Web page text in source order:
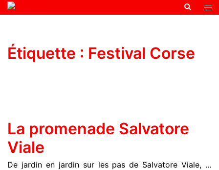
Étiquette : Festival Corse
La promenade Salvatore
Viale
De jardin en jardin sur les pas de Salvatore Viale, …